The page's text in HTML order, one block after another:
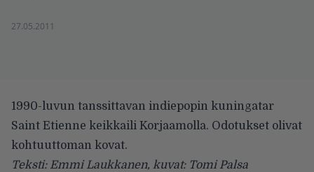
27.05.2011
1990-luvun tanssittavan indiepopin kuningatar
Saint Etienne keikkaili Korjaamolla. Odotukset olivat
kohtuuttoman kovat.
Teksti: Emmi Laukkanen, kuvat: Tomi Palsa